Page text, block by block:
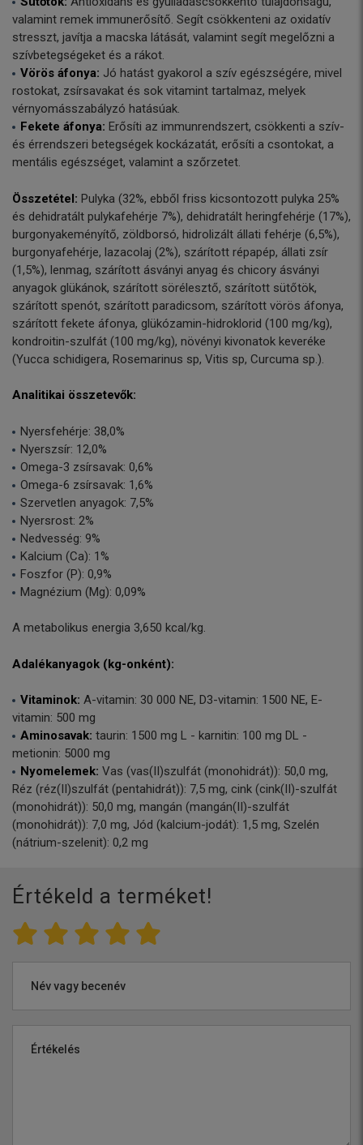
valamint remek immunerősítő. Segít csökkenteni az oxidatív
stresszt, javítja a macska látását, valamint segít megelőzni a
szívbetegségeket és a rákot.
Vörös áfonya: Jó hatást gyakorol a szív egészségére, mivel
rostokat, zsírsavakat és sok vitamint tartalmaz, melyek
vérnyomásszabályzó hatásúak.
Fekete áfonya: Erősíti az immunrendszert, csökkenti a szív-
és érrendszeri betegségek kockázatát, erősíti a csontokat, a
mentális egészséget, valamint a szőrzetet.
Összetétel: Pulyka (32%, ebből friss kicsontozott pulyka 25%
és dehidratált pulykafehérje 7%), dehidratált heringfehérje (17%),
burgonyakeményítő, zöldborsó, hidrolizált állati fehérje (6,5%),
burgonyafehérje, lazacolaj (2%), szárított répapép, állati zsír
(1,5%), lenmag, szárított ásványi anyag és chicory ásványi
anyagok glükánok, szárított sörélesztő, szárított sütőtök,
szárított spenót, szárított paradicsom, szárított vörös áfonya,
szárított fekete áfonya, glükózamin-hidroklorid (100 mg/kg),
kondroitin-szulfát (100 mg/kg), növényi kivonatok keveréke
(Yucca schidigera, Rosemarinus sp, Vitis sp, Curcuma sp.).
Analitikai összetevők:
Nyersfehérje: 38,0%
Nyerszsír: 12,0%
Omega-3 zsírsavak: 0,6%
Omega-6 zsírsavak: 1,6%
Szervetlen anyagok: 7,5%
Nyersrost: 2%
Nedvesség: 9%
Kalcium (Ca): 1%
Foszfor (P): 0,9%
Magnézium (Mg): 0,09%
A metabolikus energia 3,650 kcal/kg.
Adalékanyagok (kg-onként):
Vitaminok: A-vitamin: 30 000 NE, D3-vitamin: 1500 NE, E-
vitamin: 500 mg
Aminosavak: taurin: 1500 mg L - karnitin: 100 mg DL -
metionin: 5000 mg
Nyomelemek: Vas (vas(II)szulfát (monohidrát)): 50,0 mg,
Réz (réz(II)szulfát (pentahidrát)): 7,5 mg, cink (cink(II)-szulfát
(monohidrát)): 50,0 mg, mangán (mangán(II)-szulfát
(monohidrát)): 7,0 mg, Jód (kalcium-jodát): 1,5 mg, Szelén
(nátrium-szelenit): 0,2 mg
Értékeld a terméket!
Név vagy becenév
Értékelés